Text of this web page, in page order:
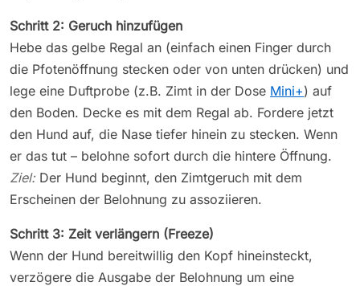
Schritt 2: Geruch hinzufügen
Hebe das gelbe Regal an (einfach einen Finger durch
die Pfotenöffnung stecken oder von unten drücken) und
lege eine Duftprobe (z.B. Zimt in der Dose Mini+) auf
den Boden. Decke es mit dem Regal ab. Fordere jetzt
den Hund auf, die Nase tiefer hinein zu stecken. Wenn
er das tut – belohne sofort durch die hintere Öffnung.
Ziel:Der Hund beginnt, den Zimtgeruch mit dem
Erscheinen der Belohnung zu assoziieren.
Schritt 3: Zeit verlängern (Freeze)
Wenn der Hund bereitwillig den Kopf hineinsteckt,
verzögere die Ausgabe der Belohnung um eine